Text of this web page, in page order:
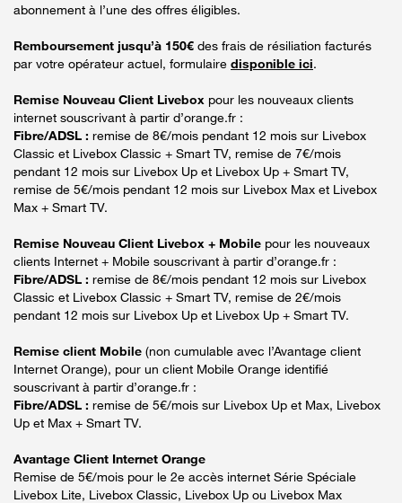
abonnement à l’une des offres éligibles.
Remboursement jusqu’à 150€ des frais de résiliation facturés
par votre opérateur actuel, formulaire disponible ici.
Remise Nouveau Client Livebox pour les nouveaux clients
internet souscrivant à partir d’orange.fr :
Fibre/ADSL : remise de 8€/mois pendant 12 mois sur Livebox
Classic et Livebox Classic + Smart TV, remise de 7€/mois
pendant 12 mois sur Livebox Up et Livebox Up + Smart TV,
remise de 5€/mois pendant 12 mois sur Livebox Max et Livebox
Max + Smart TV.
Remise Nouveau Client Livebox + Mobile pour les nouveaux
clients Internet + Mobile souscrivant à partir d’orange.fr :
Fibre/ADSL : remise de 8€/mois pendant 12 mois sur Livebox
Classic et Livebox Classic + Smart TV, remise de 2€/mois
pendant 12 mois sur Livebox Up et Livebox Up + Smart TV.
Remise client Mobile (non cumulable avec l’Avantage client
Internet Orange), pour un client Mobile Orange identifié
souscrivant à partir d’orange.fr :
Fibre/ADSL : remise de 5€/mois sur Livebox Up et Max, Livebox
Up et Max + Smart TV.
Avantage Client Internet Orange
Remise de 5€/mois pour le 2e accès internet Série Spéciale
Livebox Lite, Livebox Classic, Livebox Up ou Livebox Max